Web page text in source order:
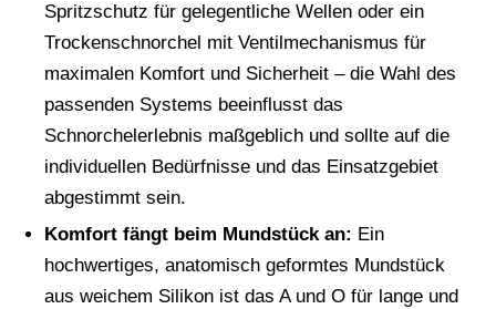
Spritzschutz für gelegentliche Wellen oder ein
Trockenschnorchel mit Ventilmechanismus für
maximalen Komfort und Sicherheit – die Wahl des
passenden Systems beeinflusst das
Schnorchelerlebnis maßgeblich und sollte auf die
individuellen Bedürfnisse und das Einsatzgebiet
abgestimmt sein.
Komfort fängt beim Mundstück an: Ein
hochwertiges, anatomisch geformtes Mundstück
aus weichem Silikon ist das A und O für lange und